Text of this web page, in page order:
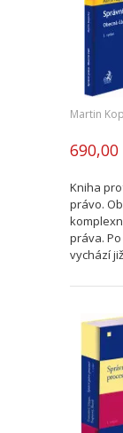
Martin
690,00
Kniha
právo.
práva.
vychází